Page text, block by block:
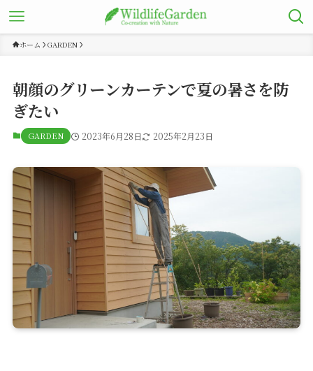
ホーム GARDEN
朝顔のグリーンカーテンで夏の暑さを防
ぎたい
GARDEN 2023年6月28日 2025年2月23日